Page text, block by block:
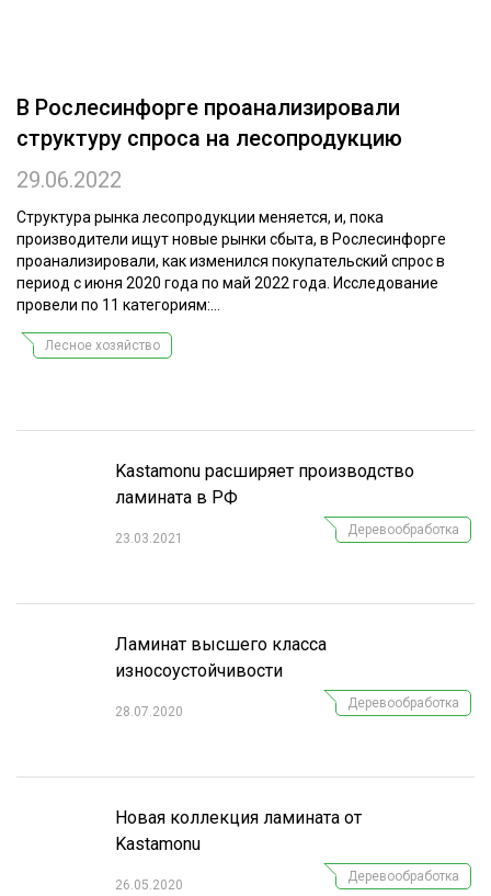
ПРОИЗВОДСТВО ДРЕВЕСНЫХ ПЛИТ
ЦБП
КОМПЛЕКСНАЯ ПЕРЕРАБОТКА
ЛЕСОПИЛЕНИЕ
ДЕРЕВЯННОЕ ДОМОСТРОЕНИЕ
В Рослесинфорге проанализировали
структуру спроса на лесопродукцию
29.06.2022
Структура рынка лесопродукции меняется, и, пока
производители ищут новые рынки сбыта, в Рослесинфорге
проанализировали, как изменился покупательский спрос в
период с июня 2020 года по май 2022 года. Исследование
провели по 11 категориям:...
Лесное хозяйство
Kastamonu расширяет производство
ламината в РФ
23.03.2021
Деревообработка
Ламинат высшего класса
износоустойчивости
28.07.2020
Деревообработка
Новая коллекция ламината от
Kastamonu
26.05.2020
Деревообработка